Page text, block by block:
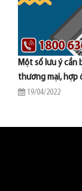
Một số lưu ý cần
thương mại, hợp
19/04/2022